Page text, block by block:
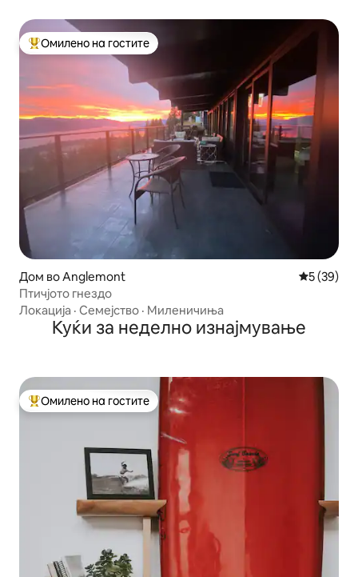
Меѓу најуспешните „Омилени на гостите“
Омилено на гостите
Дом во Anglemont Просечна
5 (39)
Птичјото гнездо
Локација · Семејство · Миленичиња
Куќи за неделно изнајмување
Меѓу најуспешните „Омилени на гостите“
Омилено на гостите